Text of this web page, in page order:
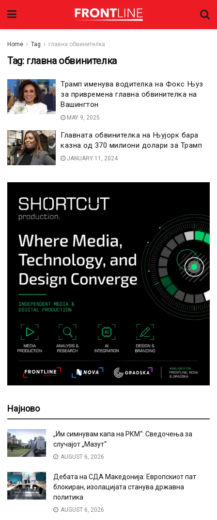
Home Tag главна обвинителка
Tag: главна обвинителка
Трамп именува водителка на Фокс Њуз
за привремена главна обвинителка на
Вашингтон
MAY 9, 2025
Главната обвинителка на Њујорк бара
казна од 370 милиони долари за Трамп
JANUARY 11, 2024
Најново
„Им симнувам капа на РКМ“: Сведочења за
случајот „Мазут“
AUGUST 6, 2026
Дебата на СДА Македонија: Европскиот пат
блокиран, изолацијата станува државна
политика
AUGUST 6, 2026